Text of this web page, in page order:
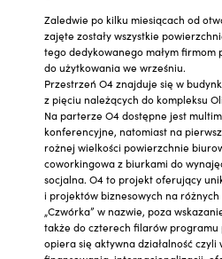
Zaledwie po kilku miesiącach od
zajęte zostały wszystkie
tego dedykowanego małym firmom
do użytkowania we wrześniu.
Przestrzeń O4 znajduje się w
z pięciu należących do kompleksu
Na parterze O4 dostępne jest
konferencyjne, natomiast na
rożnej wielkości powierzchnie
coworkingowa z biurkami do
socjalna. O4 to projekt oferujący
i projektów biznesowych na
„Czwórka” w nazwie, poza
także do czterech filarów programu
opiera się aktywna działalność